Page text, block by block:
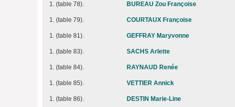
1. (table 78). BUREAU Zou Françoise
1. (table 79). COURTAUX Françoise
1. (table 81). GEFFRAY Maryvonne
1. (table 83). SACHS Arlette
1. (table 84). RAYNAUD Renée
1. (table 85). VETTIER Annick
1. (table 86). DESTIN Marie-Line